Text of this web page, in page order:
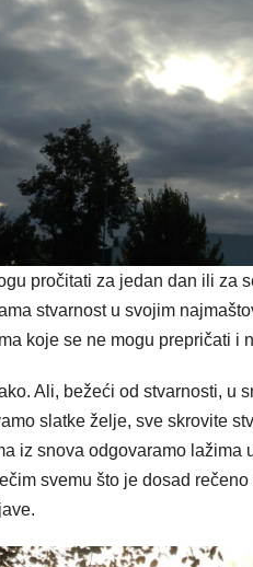
pročitati za jedan dan ili za
stvarnost u svojim
koje se ne mogu prepričati i
Ali, bežeći od stvarnosti, u
slatke želje, sve skro­vite
iz snova odgovaramo
svemu što je dosad